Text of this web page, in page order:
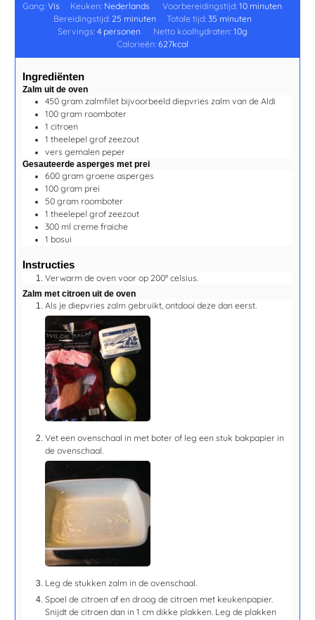
Gang:Vis Keuken: Nederlands Voorbereidingstijd: 10 minuten
Bereidingstijd: 25 minuten Totale tijd: 35 minuten
Servings: 4 personen Netto koolhydraten: 10g
Calorieën: 627kcal
Ingrediënten
Zalm uit de oven
450 gram zalmfilet bijvoorbeeld diepvries zalm van de Aldi
100 gram roomboter
1 citroen
1 theelepel grof zeezout
vers gemalen peper
Gesauteerde asperges met prei
600 gram groene asperges
100 gram prei
50 gram roomboter
1 theelepel grof zeezout
300 ml creme fraiche
1 bosui
Instructies
Verwarm de oven voor op 200º celsius.
Zalm met citroen uit de oven
Als je diepvries zalm gebruikt, ontdooi deze dan eerst.
Vet een ovenschaal in met boter of leg een stuk bakpapier in
de ovenschaal.
Leg de stukken zalm in de ovenschaal.
Spoel de citroen af en droog de citroen met keukenpapier.
Snijdt de citroen dan in 1 cm dikke plakken. Leg de plakken